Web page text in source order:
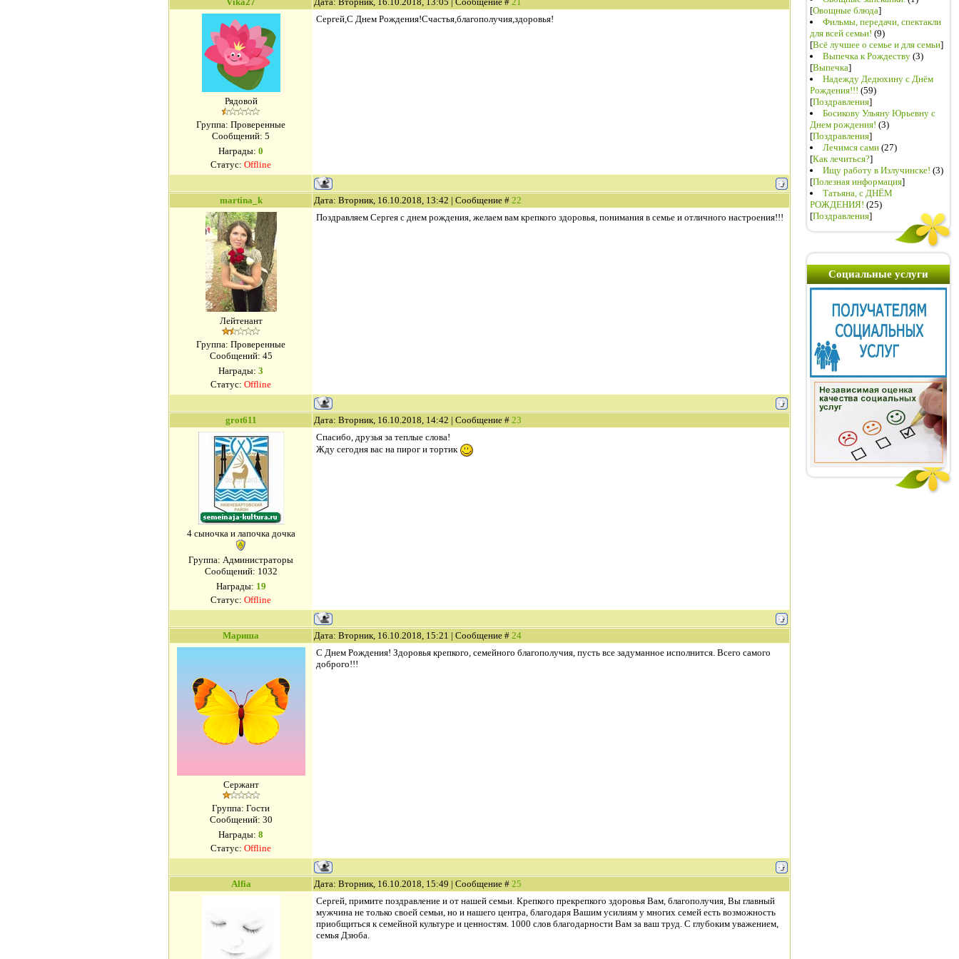
Рядовой
Группа: Проверенные
Сообщений: 5
Награды: 0
Статус: Offline
Сергей,С Днем Рождения!Счастья,благополучия,здоровья!
martina_k Дата: Вторник, 16.10.2018, 13:42 | Сообщение # 22
Лейтенант
Группа: Проверенные
Сообщений: 45
Награды: 3
Статус: Offline
Поздравляем Сергея с днем рождения, желаем вам крепкого здоровья, понимания в семье и отличного настроения!!!
grot611 Дата: Вторник, 16.10.2018, 14:42 | Сообщение # 23
4 сыночка и лапочка дочка
Группа: Администраторы
Сообщений: 1032
Награды: 19
Статус: Offline
Спасибо, друзья за теплые слова!
Жду сегодня вас на пирог и тортик
Мариша Дата: Вторник, 16.10.2018, 15:21 | Сообщение # 24
Сержант
Группа: Гости
Сообщений: 30
Награды: 8
Статус: Offline
С Днем Рождения! Здоровья крепкого, семейного благополучия, пусть все задуманное исполнится. Всего самого
доброго!!!
Alfia Дата: Вторник, 16.10.2018, 15:49 | Сообщение # 25
Сергей, примите поздравление и от нашей семьи. Крепкого прекрепкого здоровья Вам, благополучия, Вы главный
мужчина не только своей семьи, но и нашего центра, благодаря Вашим усилиям у многих семей есть возможность
приобщиться к семейной культуре и ценностям. 1000 слов благодарности Вам за ваш труд. С глубоким уважением,
семья Дзюба.
[Овощные блюда]
Фильмы, передачи, спектакли
для всей семьи! (9)
[Всё лучшее о семье и для семьи]
Выпечка к Рождеству (3)
[Выпечка]
Надежду Дедюхину с Днём
Рождения!!! (59)
[Поздравления]
Босикову Ульяну Юрьевну с
Днем рождения! (3)
[Поздравления]
Лечимся сами (27)
[Как лечиться?]
Ищу работу в Излучинске! (3)
[Полезная информация]
Татьяна, с ДНЁМ
РОЖДЕНИЯ! (25)
[Поздравления]
Социальные услуги